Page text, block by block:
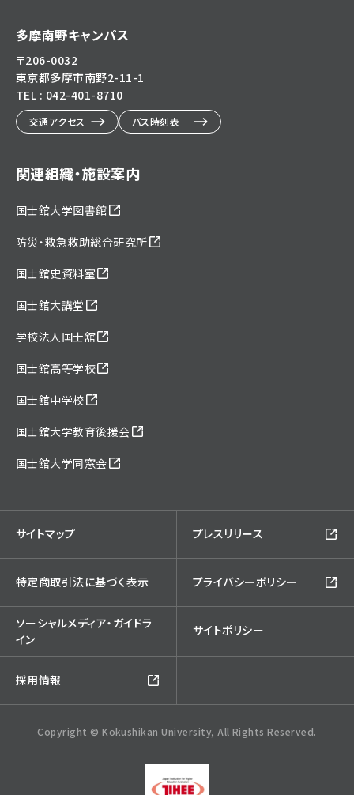
多摩南野キャンパス
〒206-0032
東京都多摩市南野2-11-1
TEL : 042-401-8710
交通アクセス バス時刻表
関連組織・施設案内
国士舘大学図書館
防災・救急救助総合研究所
国士舘史資料室
国士舘大講堂
学校法人国士舘
国士舘高等学校
国士舘中学校
国士舘大学教育後援会
国士舘大学同窓会
サイトマップ プレスリリース
特定商取引法に基づく表示 プライバシーポリシー
ソーシャルメディア・ガイドラ
イン
サイトポリシー
採用情報
Copyright © Kokushikan University, All Rights Reserved.